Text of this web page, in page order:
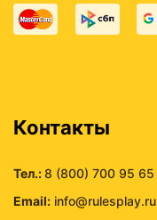
Контакты
Тел.:8 (800) 700 95 65
Email: info@rulesplay.ru